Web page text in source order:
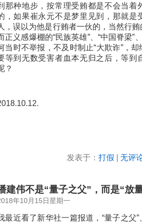
那种地步，按常理受贿都是不会当着
，如果崔永元不是梦里见到，那就是
，误以为他是行贿者一伙的，当然行
正义感爆棚的“民族英雄”、“中国脊梁”
当时不举报，不及时制止“大欺诈”，
等到无数受害者血本无归之后，等到
？
发表于： 打假 无评
建伟不是“量子之父”，而是“放
年10月15日星期一
最近看了新华社一篇报道，“量子之父